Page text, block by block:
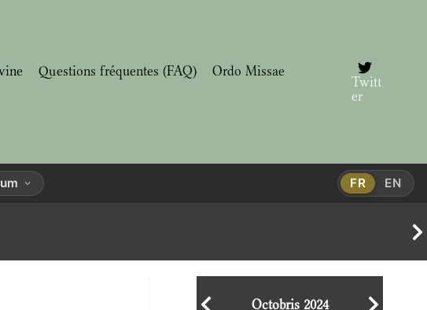
Questions fréquentes (FAQ)
Ordo Missae
Twitt
er
FR EN
Octobris 2024